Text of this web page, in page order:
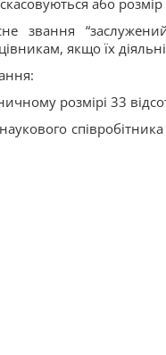
або
звання
якщо їх
розмірі 33